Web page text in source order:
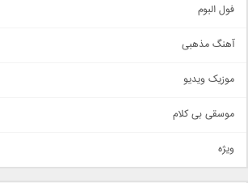
اجتماعی
حماسی
سنتی
اهنگ بندرعباسی
دمو
مذهبی
فول البوم
آهنگ مذهبی
موزیک ویدیو
موسقی بی کلام
ویژه